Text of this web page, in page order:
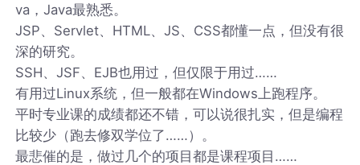
va，Java最熟悉。
JSP、Servlet、HTML、JS、CSS都懂一点，但没有很
深的研究。
SSH、JSF、EJB也用过，但仅限于用过……
有用过Linux系统，但一般都在Windows上跑程序。
平时专业课的成绩都还不错，可以说很扎实，但是编程
比较少（跑去修双学位了……）。
最悲催的是，做过几个的项目都是课程项目……